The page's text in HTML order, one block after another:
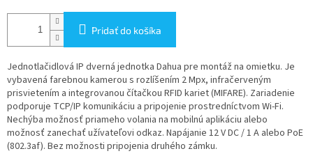
Pridať do košíka
Jednotlačidlová IP dverná jednotka Dahua pre montáž na omietku. Je
vybavená farebnou kamerou s rozlíšením 2 Mpx, infračerveným
prisvietením a integrovanou čítačkou RFID kariet (MIFARE). Zariadenie
podporuje TCP/IP komunikáciu a pripojenie prostredníctvom Wi-Fi.
Nechýba možnosť priameho volania na mobilnú aplikáciu alebo
možnosť zanechať užívateľovi odkaz. Napájanie 12 V DC / 1 A alebo PoE
(802.3af). Bez možnosti pripojenia druhého zámku.